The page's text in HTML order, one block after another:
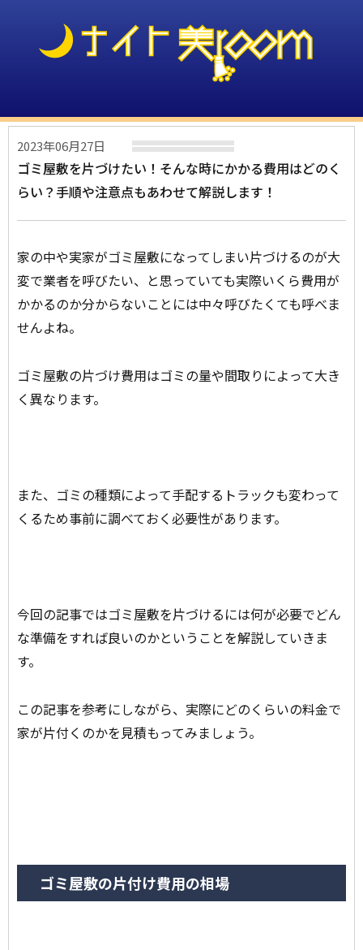
2023年06月27日
ゴミ屋敷を片づけたい！そんな時にかかる費用はどのく
らい？手順や注意点もあわせて解説します！
家の中や実家がゴミ屋敷になってしまい片づけるのが大
変で業者を呼びたい、と思っていても実際いくら費用が
かかるのか分からないことには中々呼びたくても呼べま
せんよね。
ゴミ屋敷の片づけ費用はゴミの量や間取りによって大き
く異なります。
また、ゴミの種類によって手配するトラックも変わって
くるため事前に調べておく必要性があります。
今回の記事ではゴミ屋敷を片づけるには何が必要でどん
な準備をすれば良いのかということを解説していきま
す。
この記事を参考にしながら、実際にどのくらいの料金で
家が片付くのかを見積もってみましょう。
ゴミ屋敷の片付け費用の相場